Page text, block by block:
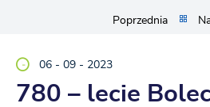
Poprzednia
06 - 09 - 2023
780 – lecie